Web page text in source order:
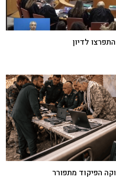
לדיון
הפיקוד מתפורר